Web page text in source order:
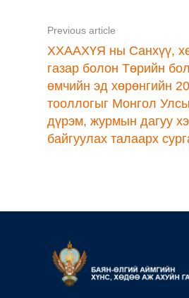
Previous article
ХХААХҮЯ ны Санхүү,
газар болон Төрийн
өмчийн эд хөрөнгийн
тооллогыг Монгол
дүрэм, журмын дагуу
байгуулах талаарх